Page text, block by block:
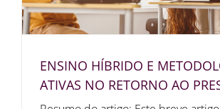
ENSINO HÍBRIDO E
ATIVAS NO RETORNO AO